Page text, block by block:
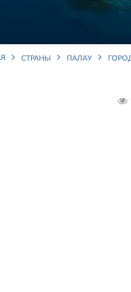
СТРАНЫ ПАЛАУ